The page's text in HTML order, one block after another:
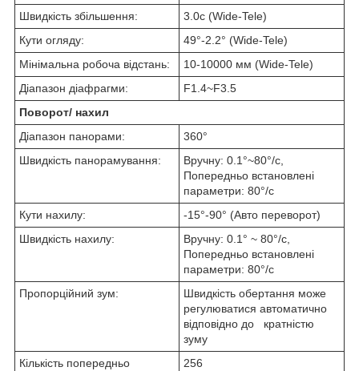
Швидкість збільшення:
3.0с (Wide-Tele)
Кути огляду:
49°-2.2° (Wide-Tele)
Мінімальна робоча відстань:
10-10000 мм (Wide-Tele)
Діапазон діафрагми:
F1.4~F3.5
Поворот/ нахил
Діапазон панорами:
360°
Швидкість панорамування:
Вручну: 0.1°~80°/с,
Попередньо встановлені
параметри: 80°/с
Кути нахилу:
-15°-90° (Авто переворот)
Швидкість нахилу:
Вручну: 0.1° ~ 80°/с,
Попередньо встановлені
параметри: 80°/с
Пропорційний зум:
Швидкість обертання може
регулюватися автоматично
відповідно до кратністю
зуму
Кількість попередньо
256